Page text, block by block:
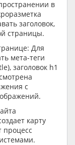
в
заголовок,
страницы.
Для
мета-теги
заголовок h1
с
карту
процесс